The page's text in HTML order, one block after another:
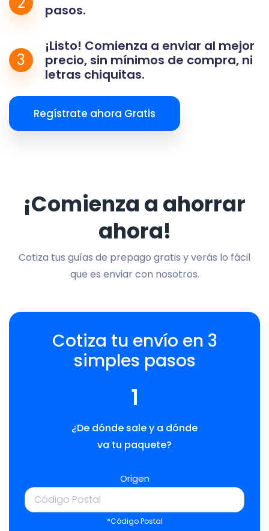
pasos.
3
¡Listo! Comienza a enviar al mejor
precio, sin mínimos de compra, ni
letras chiquitas.
Regístrate ahora Gratis
¡Comienza a ahorrar
ahora!
Cotiza tus guías de prepago gratis y verás lo fácil
que es enviar con nosotros.
Cotiza tu envío en 3
simples pasos
1
¿De dónde sale y a dónde
va tu paquete?
Origen
*Código Postal